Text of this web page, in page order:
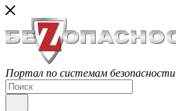
Портал по системам безопасности